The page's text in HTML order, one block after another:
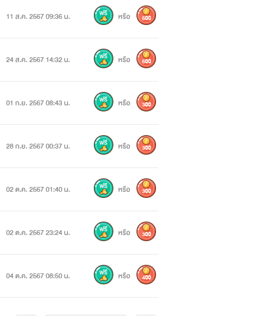
11 ส.ค. 2567 09:36 น. หรือ 500
24 ส.ค. 2567 14:32 น. หรือ 500
01 ก.ย. 2567 08:43 น. หรือ 300
28 ก.ย. 2567 00:37 น. หรือ 300
02 ต.ค. 2567 01:40 น. หรือ 300
02 ต.ค. 2567 23:24 น. หรือ 300
04 ต.ค. 2567 08:50 น. หรือ 400